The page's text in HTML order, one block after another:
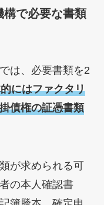
構で必要な書類
は、必要書類を2
にはファクタリ
債権の証憑書類
が求められる可
の本人確認書